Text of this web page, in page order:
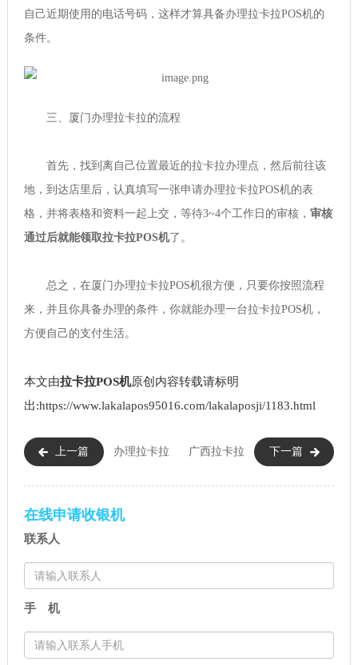
自己近期使用的电话号码，这样才算具备办理拉卡拉POS机的
条件。
三、厦门办理拉卡拉的流程
首先，找到离自己位置最近的拉卡拉办理点，然后前往该
地，到达店里后，认真填写一张申请办理拉卡拉POS机的表
格，并将表格和资料一起上交，等待3~4个工作日的审核， 审核
通过后就能领取拉卡拉POS机了。
总之，在厦门办理拉卡拉POS机很方便，只要你按照流程
来，并且你具备办理的条件，你就能办理一台拉卡拉POS机，
方便自己的支付生活。
本文由拉卡拉POS机原创内容转载请标明
出:https://www.lakalapos95016.com/lakalaposji/1183.html
上一篇 办理拉卡拉
POS机要交押金）
下一篇
广西拉卡拉
在线申请收银机
联系人
手 机